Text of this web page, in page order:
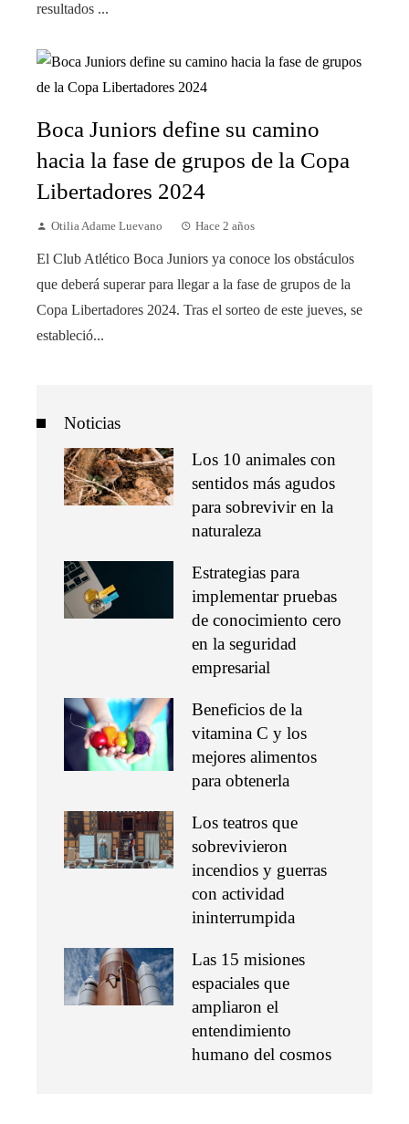
resultados ...
Boca Juniors define su camino
hacia la fase de grupos de la Copa
Libertadores 2024
Otilia Adame Luevano Hace 2 años
El Club Atlético Boca Juniors ya conoce los obstáculos
que deberá superar para llegar a la fase de grupos de la
Copa Libertadores 2024. Tras el sorteo de este jueves, se
estableció...
Noticias
Los 10 animales con
sentidos más agudos
para sobrevivir en la
naturaleza
Estrategias para
implementar pruebas
de conocimiento cero
en la seguridad
empresarial
Beneficios de la
vitamina C y los
mejores alimentos
para obtenerla
Los teatros que
sobrevivieron
incendios y guerras
con actividad
ininterrumpida
Las 15 misiones
espaciales que
ampliaron el
entendimiento
humano del cosmos